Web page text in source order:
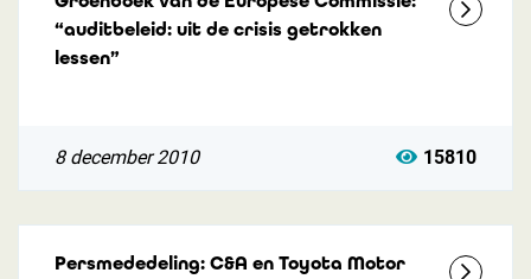
“auditbeleid: uit de crisis getrokken
lessen”
8 december 2010 15810
Persmededeling: C&A en Toyota Motor